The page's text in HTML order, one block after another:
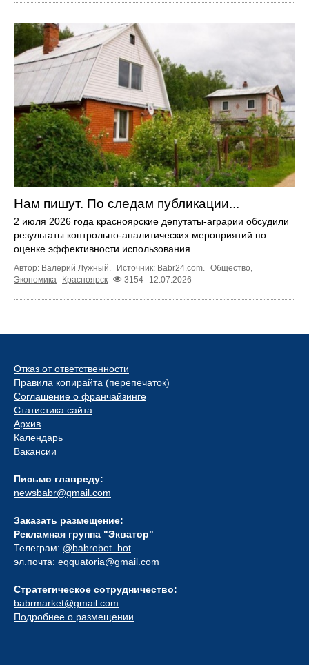
Нам пишут. По следам публикации...
2 июля 2026 года красноярские депутаты-аграрии обсудили
результаты контрольно-аналитических мероприятий по
оценке эффективности использования ...
Автор: Валерий Лужный. Источник: Babr24.com. Общество,
Экономика
Красноярск 3154 12.07.2026
Отказ от ответственности
Правила копирайта (перепечаток)
Соглашение о франчайзинге
Статистика сайта
Архив
Календарь
Вакансии
Письмо главреду:
newsbabr@gmail.com
Заказать размещение:
Рекламная группа "Экватор"
Телеграм: @babrobot_bot
эл.почта: eqquatoria@gmail.com
Стратегическое сотрудничество:
babrmarket@gmail.com
Подробнее о размещении